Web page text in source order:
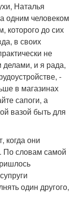
Наталья
одним человеком
до сих
в своих
не
делами, и я рада,
-
в магазинах
сапоги, а
вазой быть для
когда они
По словам самой
один другого,